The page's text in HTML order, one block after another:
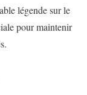
légende sur le
pour maintenir